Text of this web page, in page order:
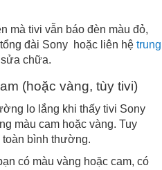
mà tivi vẫn báo đèn màu đỏ,
đài Sony hoặc liên hệ trung
chữa.
(hoặc vàng, tùy tivi)
lo lắng khi thấy tivi Sony
màu cam hoặc vàng. Tuy
bình thường.
có màu vàng hoặc cam, có